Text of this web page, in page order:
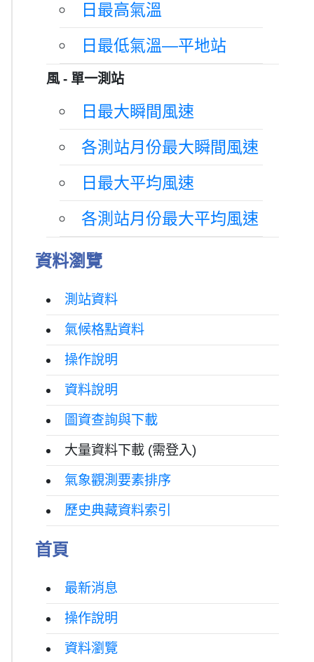
首頁
最新消息
操作說明
資料瀏覽
資料瀏覽
測站資料
氣候格點資料
操作說明
資料說明
圖資查詢與下載
大量資料下載 (需登入)
氣象觀測要素排序
歷史典藏資料索引
日最高氣溫
日最低氣溫—平地站
風 - 單一測站
日最大瞬間風速
各測站月份最大瞬間風速
日最大平均風速
各測站月份最大平均風速